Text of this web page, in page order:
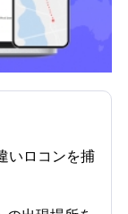
いロコンを捕